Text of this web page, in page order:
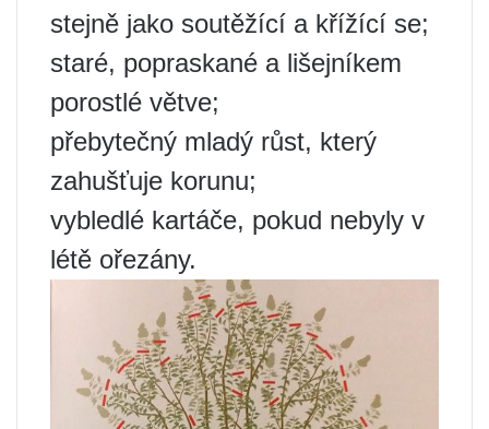
stejně jako soutěžící a křížící se;
staré, popraskané a lišejníkem
porostlé větve;
přebytečný mladý růst, který
zahušťuje korunu;
vybledlé kartáče, pokud nebyly v
létě ořezány.